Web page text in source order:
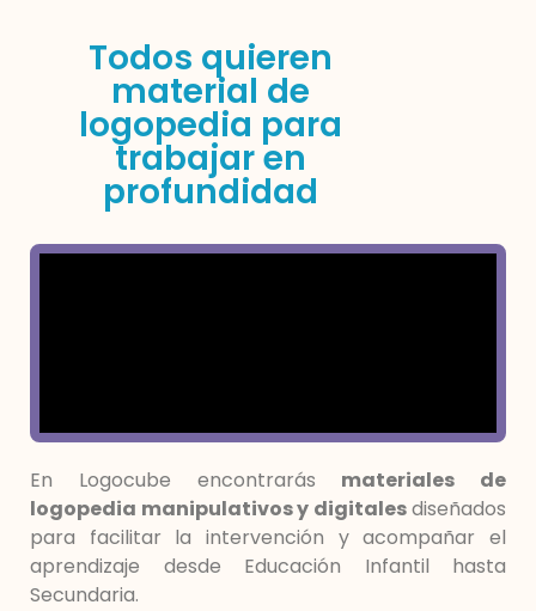
Todos quieren
material de
logopedia para
trabajar en
profundidad
En Logocube encontrarás materiales de
logopedia manipulativos y digitalesdiseñados
para facilitar la intervención y acompañar el
aprendizaje desde Educación Infantil hasta
Secundaria.